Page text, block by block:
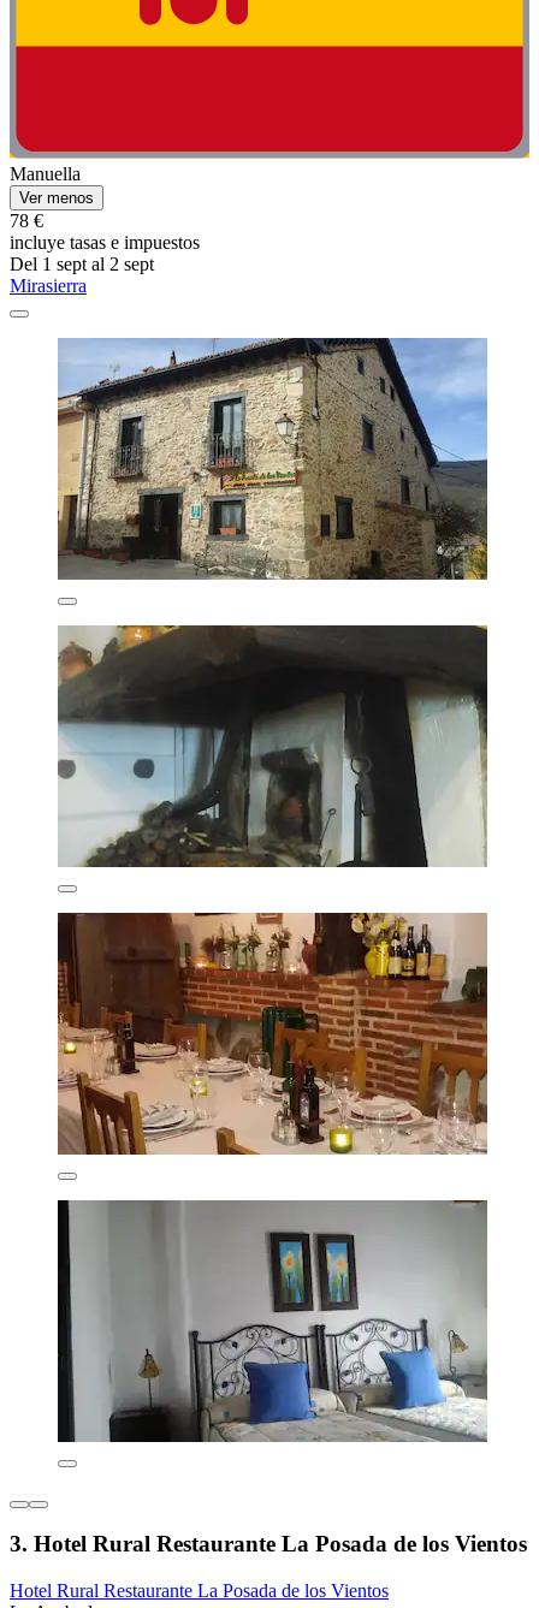
Manuella
Ver menos
78 €
incluye tasas e impuestos
Del 1 sept al 2 sept
Mirasierra
3. Hotel Rural Restaurante La Posada de los Vientos
Hotel Rural Restaurante La Posada de los Vientos